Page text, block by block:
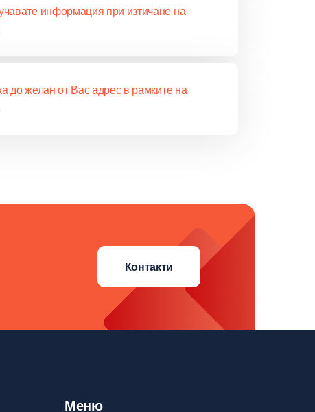
информация при изтичане на
до желан от Вас адрес в рамките на
Контакти
Меню